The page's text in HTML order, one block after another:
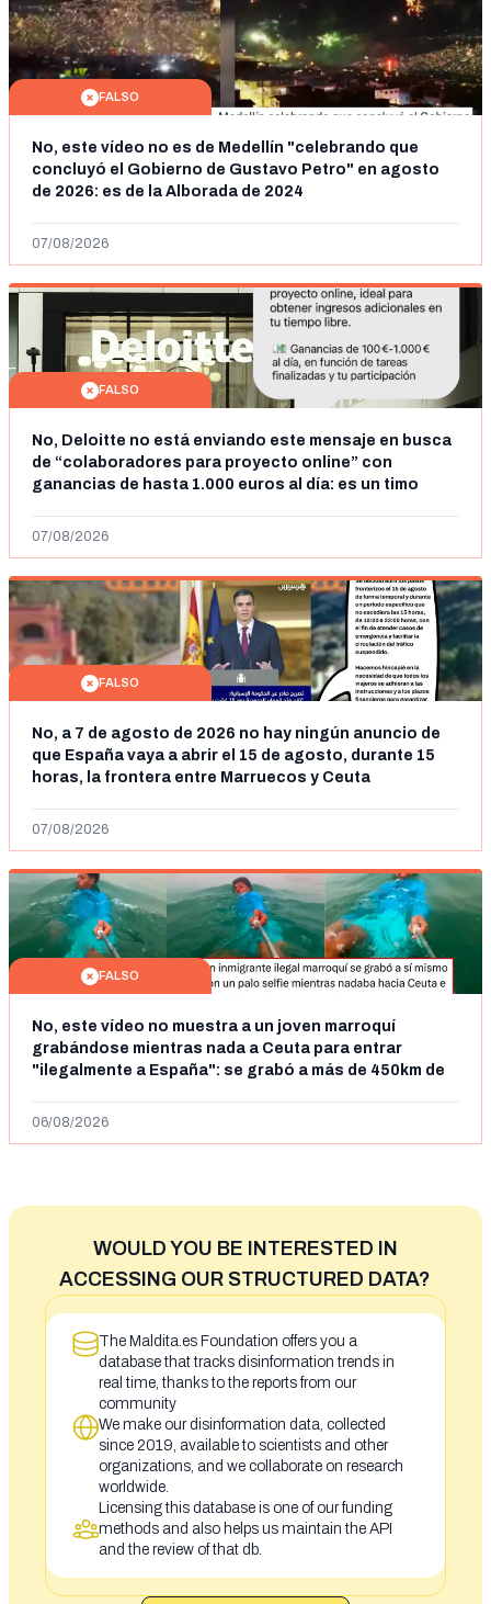
FALSO
No, este vídeo no es de Medellín "celebrando que
concluyó el Gobierno de Gustavo Petro" en agosto
de 2026: es de la Alborada de 2024
07/08/2026
FALSO
No, Deloitte no está enviando este mensaje en busca
de “colaboradores para proyecto online” con
ganancias de hasta 1.000 euros al día: es un timo
07/08/2026
FALSO
No, a 7 de agosto de 2026 no hay ningún anuncio de
que España vaya a abrir el 15 de agosto, durante 15
horas, la frontera entre Marruecos y Ceuta
07/08/2026
FALSO
No, este vídeo no muestra a un joven marroquí
grabándose mientras nada a Ceuta para entrar
"ilegalmente a España": se grabó a más de 450km de
06/08/2026
WOULD YOU BE INTERESTED IN
ACCESSING OUR STRUCTURED DATA?
The Maldita.es Foundation offers you a
database that tracks disinformation trends in
real time, thanks to the reports from our
community
We make our disinformation data, collected
since 2019, available to scientists and other
organizations, and we collaborate on research
worldwide.
Licensing this database is one of our funding
methods and also helps us maintain the API
and the review of that db.